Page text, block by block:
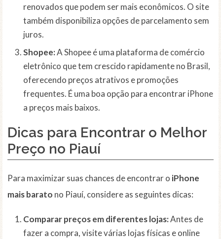
renovados que podem ser mais econômicos. O site
também disponibiliza opções de parcelamento sem
juros.
Shopee:A Shopee é uma plataforma de comércio
eletrônico que tem crescido rapidamente no Brasil,
oferecendo preços atrativos e promoções
frequentes. É uma boa opção para encontrar iPhone
a preços mais baixos.
Dicas para Encontrar o Melhor
Preço no Piauí
Para maximizar suas chances de encontrar o iPhone
mais barato no Piauí, considere as seguintes dicas:
Comparar preços em diferentes lojas:Antes de
fazer a compra, visite várias lojas físicas e online